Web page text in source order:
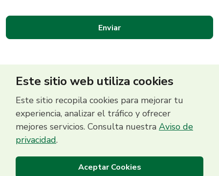
Este sitio web utiliza cookies
Este sitio recopila cookies para mejorar tu
experiencia, analizar el tráfico y ofrecer
mejores servicios. Consulta nuestra Aviso de
privacidad.
Aceptar Cookies